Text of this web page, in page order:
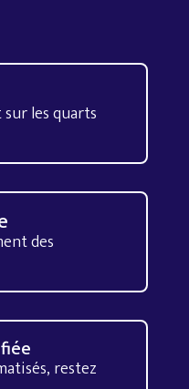
les quarts
des
restez